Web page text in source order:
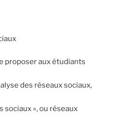
proposer aux étudiants
des réseaux sociaux,
sociaux », ou réseaux